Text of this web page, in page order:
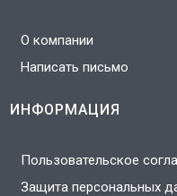
О компании
Написать письмо
ИНФОРМАЦИЯ
Пользовательское
Защита персональных